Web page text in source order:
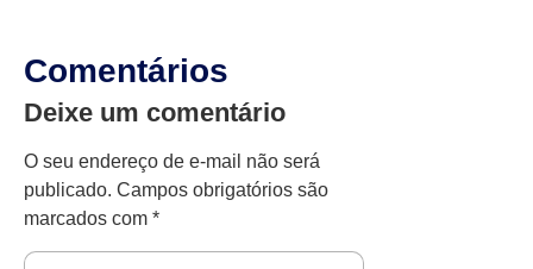
Comentários
Deixe um comentário
O seu endereço de e-mail não será
publicado. Campos obrigatórios são
marcados com *